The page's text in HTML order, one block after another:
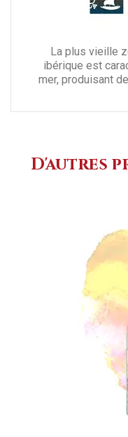
La plus vieille
ibérique est
mer, produisant
D'autres